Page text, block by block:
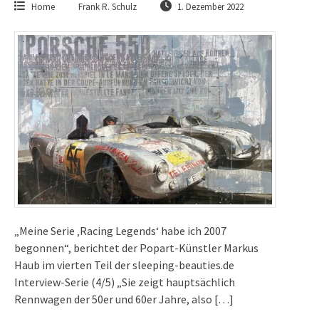
Home Frank R. Schulz 1. Dezember 2022
„Meine Serie ‚Racing Legends‘ habe ich 2007
begonnen“, berichtet der Popart-Künstler Markus
Haub im vierten Teil der sleeping-beauties.de
Interview-Serie (4/5) „Sie zeigt hauptsächlich
Rennwagen der 50er und 60er Jahre, also […]